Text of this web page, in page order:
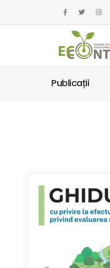
Publicații